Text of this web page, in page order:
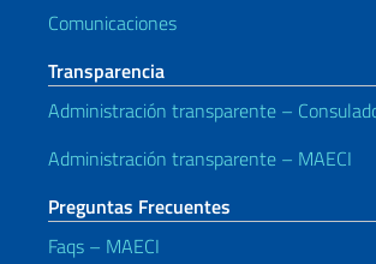
Comunicaciones
Transparencia
Administración transparente –
Administración transparente – MAECI
Preguntas Frecuentes
Faqs – MAECI